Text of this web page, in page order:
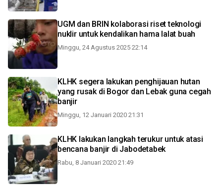
UGM dan BRIN kolaborasi riset teknologi
nuklir untuk kendalikan hama lalat buah
Minggu, 24 Agustus 2025 22:14
KLHK segera lakukan penghijauan hutan
yang rusak di Bogor dan Lebak guna cegah
banjir
Minggu, 12 Januari 2020 21:31
KLHK lakukan langkah terukur untuk atasi
bencana banjir di Jabodetabek
Rabu, 8 Januari 2020 21:49